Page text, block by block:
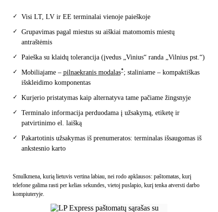
✓ Visi LT, LV ir EE terminalai vienoje paieškoje
✓
Grupavimas pagal miestus su aiškiai matomomis miestų
antraštėmis
✓ Paieška su klaidų tolerancija (įvedus „Vinius“ randa „Vilnius pst.“)
✓ Mobiliajame – pilnaekranis modalas* ; staliniame – kompaktiškas
išskleidimo komponentas
✓ Kurjerio pristatymas kaip alternatyva tame pačiame žingsnyje
✓
Terminalo informacija perduodama į užsakymą, etiketę ir
patvirtinimo el. laišką
✓
Pakartotinis užsakymas iš prenumeratos: terminalas išsaugomas iš
ankstesnio karto
Smulkmena, kurią lietuvis vertina labiau, nei rodo apklausos: paštomatas, kurį
telefone galima rasti per kelias sekundes, vietoj puslapio, kurį tenka atversti darbo
kompiuteryje.